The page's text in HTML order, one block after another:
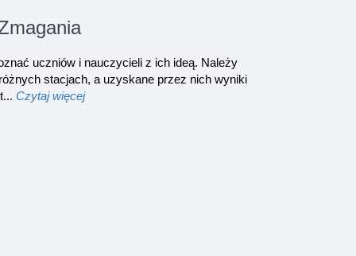
uczniów i nauczycieli z ich ideą. Należy
stacjach, a uzyskane przez nich wyniki
Czytaj więcej